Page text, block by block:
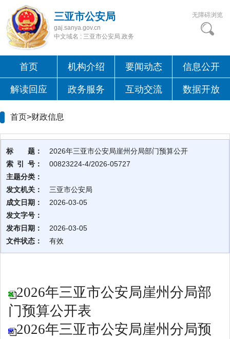
三亚市公安局
gaj.sanya.gov.cn
中文域名 : 三亚市公安局.政务
无障碍浏览
首页 机构介绍 要闻动态 信息公开
解读回应 政务服务 互动交流 数据开放
首页>财政信息
标 题：
2026年三亚市公安局崖州分局部门预算公开
索 引 号：
00823224-4/2026-05727
主题分类：
发文机关：
三亚市公安局
成文日期：
2026-03-05
发文字号：
发布日期：
2026-03-05
文件状态：
有效
2026年三亚市公安局崖州分局部
门预算公开表
2026年三亚市公安局崖州分局预